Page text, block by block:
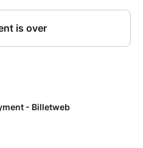
n’est nécessaire.